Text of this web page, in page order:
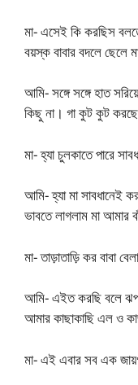
মা- এসেই কি করছিস
বয়স্ক বাবার বদলে ছেলে
আমি- সঙ্গে সঙ্গে হাত
কিছু না। গা কুট কুট
মা- হ্যা চুলকাতে পারে
আমি- হ্যা মা সাবধানেই
ভাবতে লাগলাম মা আমার
মা- তাড়াতাড়ি কর বাবা
আমি- এইত করছি বলে
আমার কাছাকাছি এল ও
মা- এই এবার সব এক